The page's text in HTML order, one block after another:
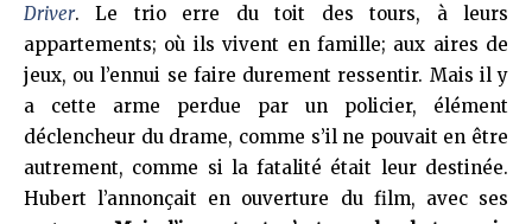
Driver. Le trio erre du toit des tours, à leurs
appartements; où ils vivent en famille; aux aires de
jeux, ou l’ennui se faire durement ressentir. Mais il y
a cette arme perdue par un policier, élément
déclencheur du drame, comme s’il ne pouvait en être
autrement, comme si la fatalité était leur destinée.
Hubert l’annonçait en ouverture du film, avec ses